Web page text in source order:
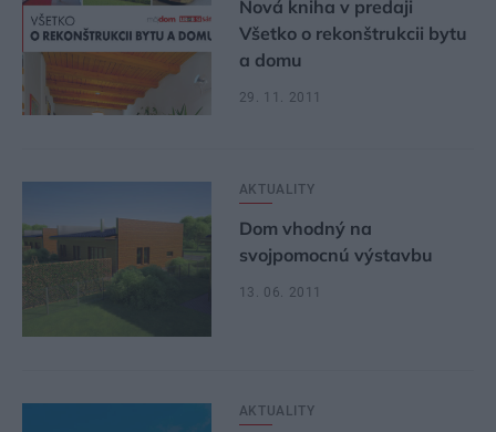
Nová kniha v predaji
Všetko o rekonštrukcii bytu
a domu
29. 11. 2011
AKTUALITY
Dom vhodný na
svojpomocnú výstavbu
13. 06. 2011
AKTUALITY